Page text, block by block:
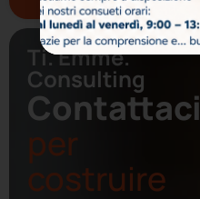
Ti. Emme.
Consulting
Contattaci
per
costruire